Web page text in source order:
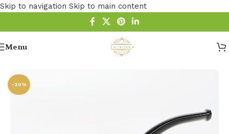
Skip to navigation Skip to main content
Menu
/Olivenholz Pfeifen
-20%